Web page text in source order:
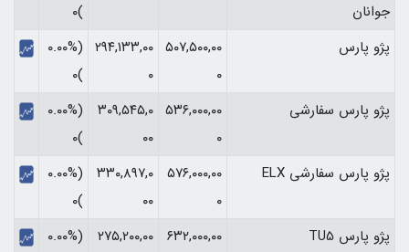
جوانان
)۰
پژو پارس
۵۰۷,۵۰۰,۰۰
۰
۲۹۴,۱۳۳,۰۰
۰
(۰.۰۰%
)۰
پژو پارس سفارشی
۵۳۶,۰۰۰,۰۰
۰
۳۰۹,۵۴۵,۰
۰۰
(۰.۰۰%
)۰
پژو پارس سفارشی ELX
۵۷۶,۰۰۰,۰۰
۰
۳۳۰,۸۹۷,۰
۰۰
(۰.۰۰%
)۰
پژو پارس TU5
۶۳۲,۰۰۰,۰۰
۲۷۵,۲۰۰,۰۰
(۰.۰۰%